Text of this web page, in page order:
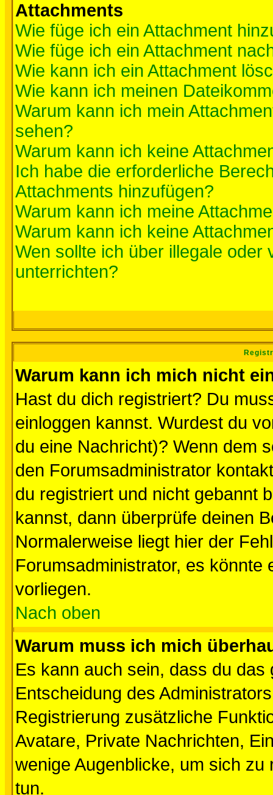
Attachments
Wie füge ich ein Attachment
Wie füge ich ein Attachment
Wie kann ich ein Attachment
Wie kann ich meinen
Warum kann ich mein
sehen?
Warum kann ich keine
Ich habe die erforderliche
Attachments hinzufügen?
Warum kann ich meine
Warum kann ich keine
Wen sollte ich über illegale oder
unterrichten?
Warum kann ich mich nicht
Hast du dich registriert? Du
einloggen kannst. Wurdest du
du eine Nachricht)? Wenn dem
den Forumsadministrator
du registriert und nicht gebannt
kannst, dann überprüfe deinen
Normalerweise liegt hier der
Forumsadministrator, es könnte
vorliegen.
Nach oben
Warum muss ich mich
Es kann auch sein, dass du
Entscheidung des
Registrierung zusätzliche
Avatare, Private Nachrichten,
wenige Augenblicke, um sich
tun.